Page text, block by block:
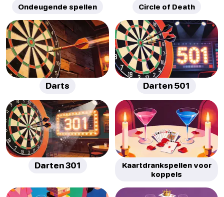
Ondeugende spellen Circle of Death
Darts Darten 501
Darten 301
Kaartdrankspellen voor
koppels